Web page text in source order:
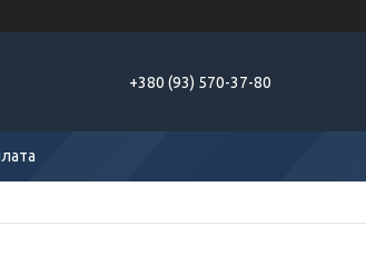
+380 (93) 570-37-80